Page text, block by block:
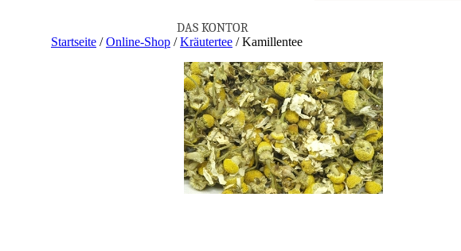
DAS KON­TOR
Startseite /Online-Shop /Kräutertee / Kamil­len­tee